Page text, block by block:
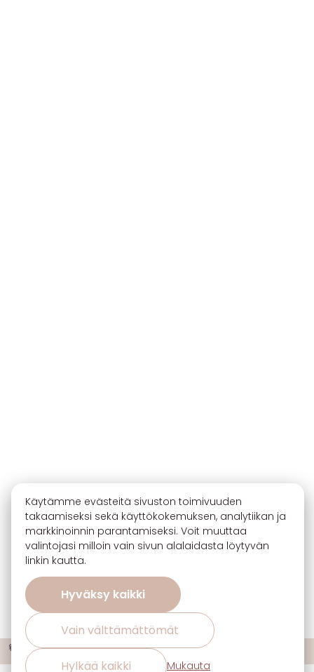
🔖 Ota 3, maksa 2 sisustuskankaiden uutuuksista ja suosikeista!
Käytämme evästeitä sivuston toimivuuden
takaamiseksi sekä käyttökokemuksen, analytiikan ja
markkinoinnin parantamiseksi. Voit muuttaa
valintojasi milloin vain sivun alalaidasta löytyvän
linkin kautta.
Hyväksy kaikki
Vain välttämättömät
Hylkää kaikki Mukauta